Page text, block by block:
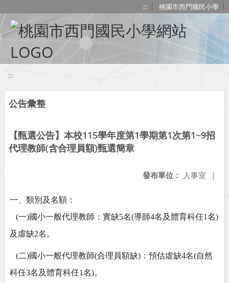
::: 桃園市西門國民小學
:::
公告彙整
【甄選公告】本校115學年度第1學期第1次第1~9招
代理教師(含合理員額)甄選簡章
發布單位： 人事室 |
一、類別及名額：
(一)國小一般代理教師：實缺5名(導師4名及體育科任1名)
及虛缺2名。
(二)國小一般代理教師(合理員額缺) ：預估虛缺4名(自然
科任3名及體育科任1名)。